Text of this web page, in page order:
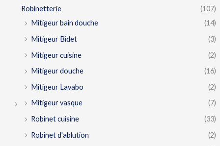
Robinetterie
(107)
Mitigeur bain douche
(14)
Mitigeur Bidet
(3)
Mitigeur cuisine
(2)
Mitigeur douche
(16)
Mitigeur Lavabo
(2)
Mitigeur vasque
(7)
Robinet cuisine
(33)
Robinet d'ablution
(2)